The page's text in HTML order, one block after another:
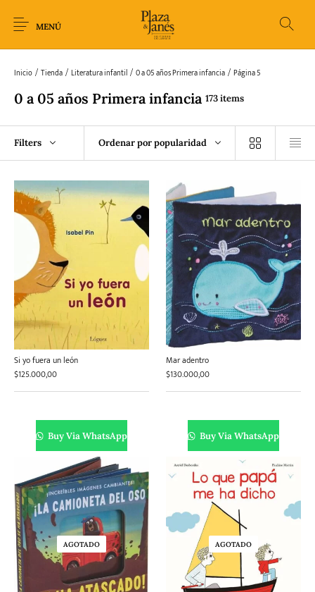
MENÚ
Fantasía Ficción Filosofía Gastronomía
Historia Horror
Humor gráfico-
Comic
Literatura infantil
Literatura juvenil
Literatura
Pedagogía
Política Sagas Salud y Bienestar Sin categorizar
Teatro Varios Young Adult
Inicio / Tienda / Literatura infantil / 0 a 05 años Primera infancia / Página 5
0 a 05 años Primera infancia 173 items
Filters Ordenar por popularidad
Si yo fuera un león
$125.000,00
Buy Via WhatsApp
Mar adentro
$130.000,00
Buy Via WhatsApp
AGOTADO AGOTADO